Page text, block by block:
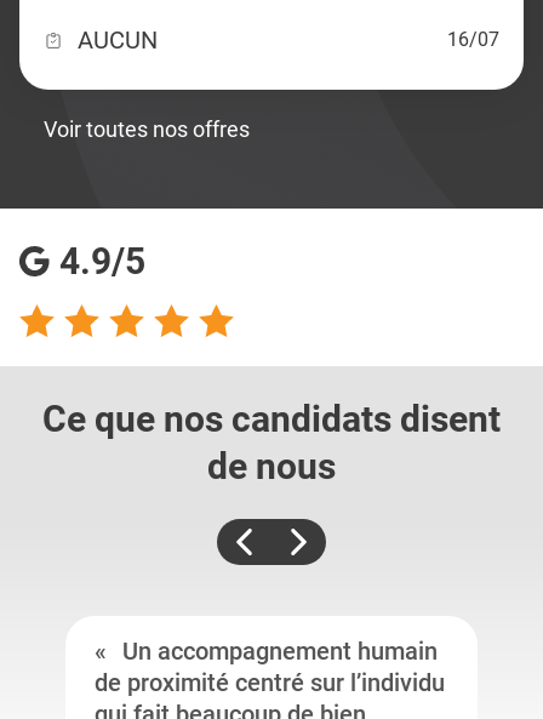
AUCUN
16/07
Voir toutes nos offres
4.9/5
Ce que nos candidats disent
de nous
Un accompagnement humain
de proximité centré sur l’individu